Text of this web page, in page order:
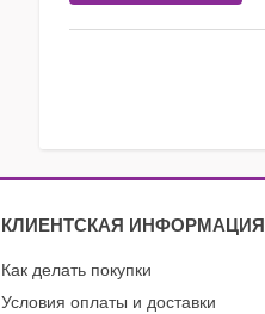
КЛИЕНТСКАЯ ИНФОРМАЦИЯ
Как делать покупки
Условия оплаты и доставки